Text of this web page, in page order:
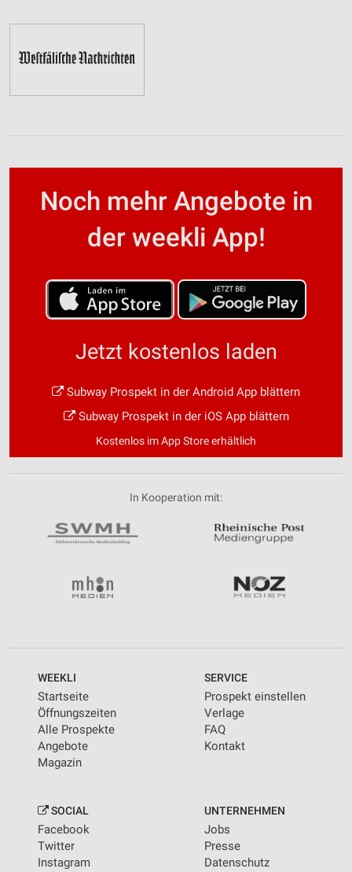
Noch mehr Angebote in
der weekli App!
Jetzt kostenlos laden
Subway Prospekt in der Android App blättern
Subway Prospekt in der iOS App blättern
Kostenlos im App Store erhältlich
In Kooperation mit:
WEEKLI
Startseite
Öffnungszeiten
Alle Prospekte
Angebote
Magazin
SERVICE
Prospekt einstellen
Verlage
FAQ
Kontakt
SOCIAL
Facebook
Twitter
Instagram
UNTERNEHMEN
Jobs
Presse
Datenschutz